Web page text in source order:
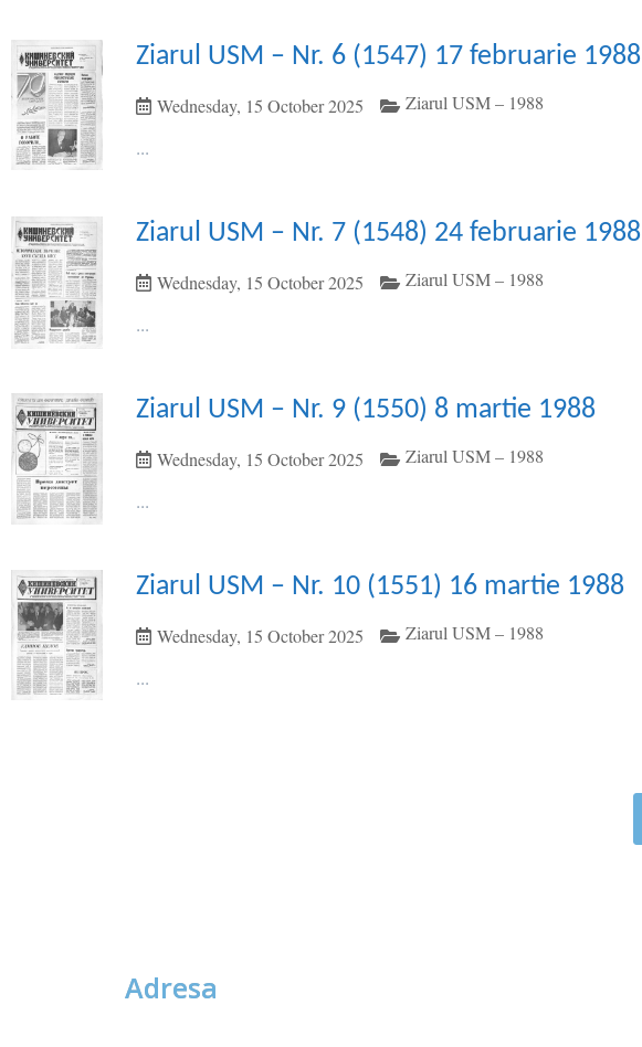
Ziarul USM – Nr. 6 (1547) 17 februarie 1988
Wednesday, 15 October 2025 Ziarul USM – 1988
...
Ziarul USM – Nr. 7 (1548) 24 februarie 1988
Wednesday, 15 October 2025 Ziarul USM – 1988
...
Ziarul USM – Nr. 9 (1550) 8 martie 1988
Wednesday, 15 October 2025 Ziarul USM – 1988
...
Ziarul USM – Nr. 10 (1551) 16 martie 1988
Wednesday, 15 October 2025 Ziarul USM – 1988
...
Adresa